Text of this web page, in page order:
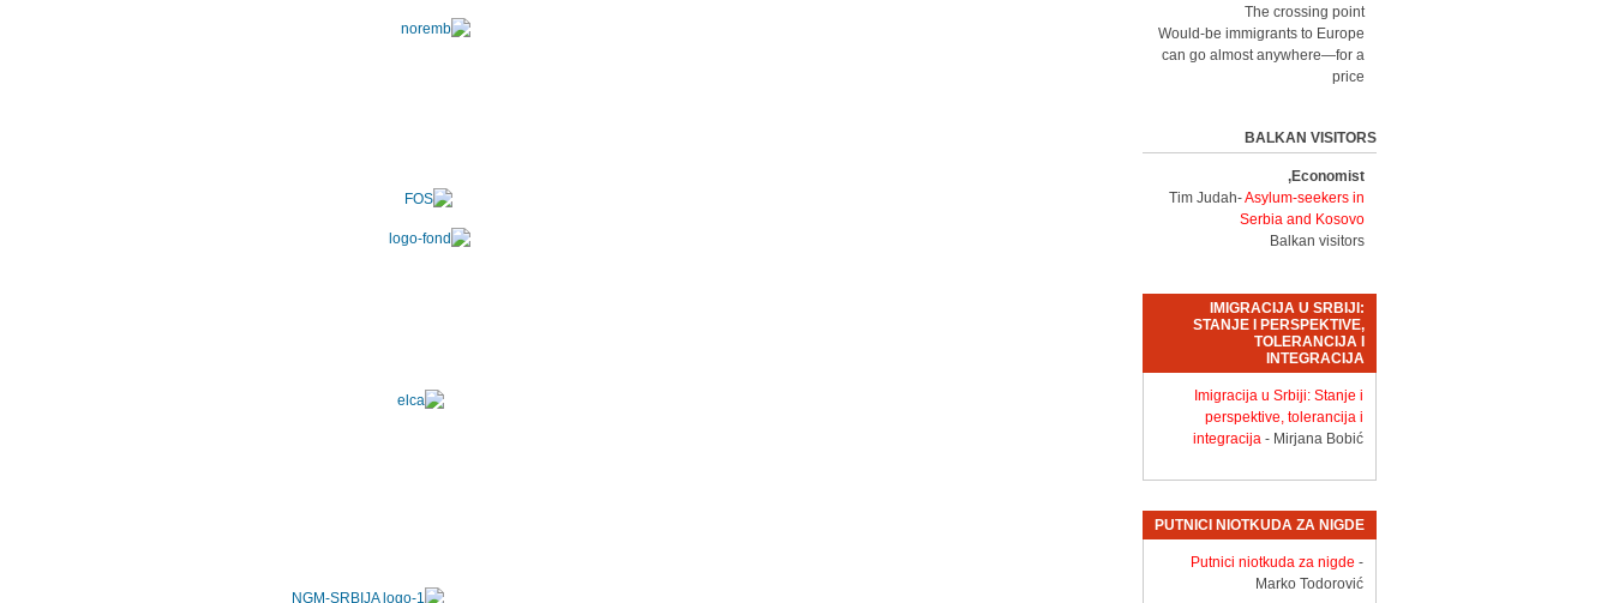
The crossing point
Would-be immigrants to Europe
can go almost anywhere—for a
price
BALKAN VISITORS
Economist,
Tim Judah-Asylum-seekers in
Serbia and Kosovo
Balkan visitors
IMIGRACIJA U SRBIJI:
STANJE I PERSPEKTIVE,
TOLERANCIJA I
INTEGRACIJA
Imigracija u Srbiji: Stanje i
perspektive, tolerancija i
integracija - Mirjana Bobić
PUTNICI NIOTKUDA ZA NIGDE
Putnici niotkuda za nigde -
Marko Todorović